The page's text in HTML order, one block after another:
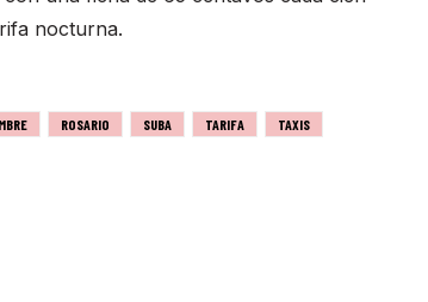
nocturna.
ROSARIO SUBA TARIFA TAXIS